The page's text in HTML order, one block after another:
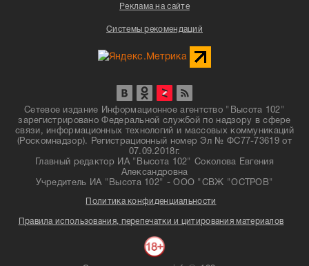
Реклама на сайте
Системы рекомендаций
Сетевое издание Информационное агентство "Высота 102"
зарегистрировано Федеральной службой по надзору в сфере
связи, информационных технологий и массовых коммуникаций
(Роскомнадзор). Регистрационный номер Эл № ФС77-73619 от
07.09.2018г.
Главный редактор ИА "Высота 102" Соколова Евгения
Александровна
Учредитель ИА "Высота 102" - ООО "СВЖ "ОСТРОВ"
Политика конфиденциальности
Правила использования, перепечатки и цитирования материалов